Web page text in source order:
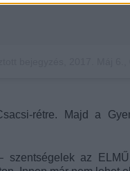
rétre. Majd a
az